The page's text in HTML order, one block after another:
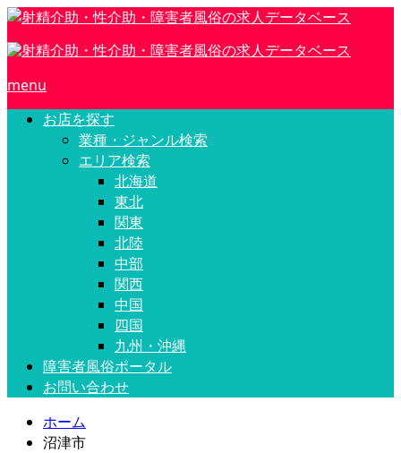
menu
お店を探す
業種・ジャンル検索
エリア検索
北海道
東北
関東
北陸
中部
関西
中国
四国
九州・沖縄
障害者風俗ポータル
お問い合わせ
ホーム
沼津市